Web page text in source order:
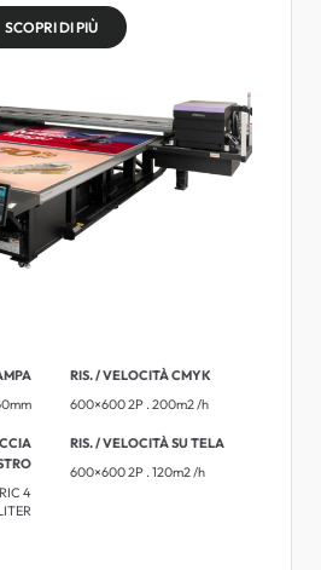
SCOPRI DI PIÙ
RIS. / VELOCITÀ CMYK
600×600 2P . 200m2 /h
4
RIS. / VELOCITÀ SU TELA
600×600 2P . 120m2 /h